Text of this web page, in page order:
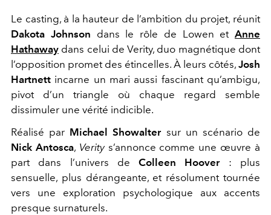
Le casting, à la hauteur de l’ambition du projet, réunit
Dakota Johnson dans le rôle de Lowen et Anne
Hathaway dans celui de Verity, duo magnétique dont
l’opposition promet des étincelles. À leurs côtés, Josh
Hartnett incarne un mari aussi fascinant qu’ambigu,
pivot d’un triangle où chaque regard semble
dissimuler une vérité indicible.
Réalisé par Michael Showaltersur un scénario de
Nick Antosca, Veritys’annonce comme une œuvre à
part dans l’univers deColleen Hoover: plus
sensuelle, plus dérangeante, et résolument tournée
vers une exploration psychologique aux accents
presque surnaturels.